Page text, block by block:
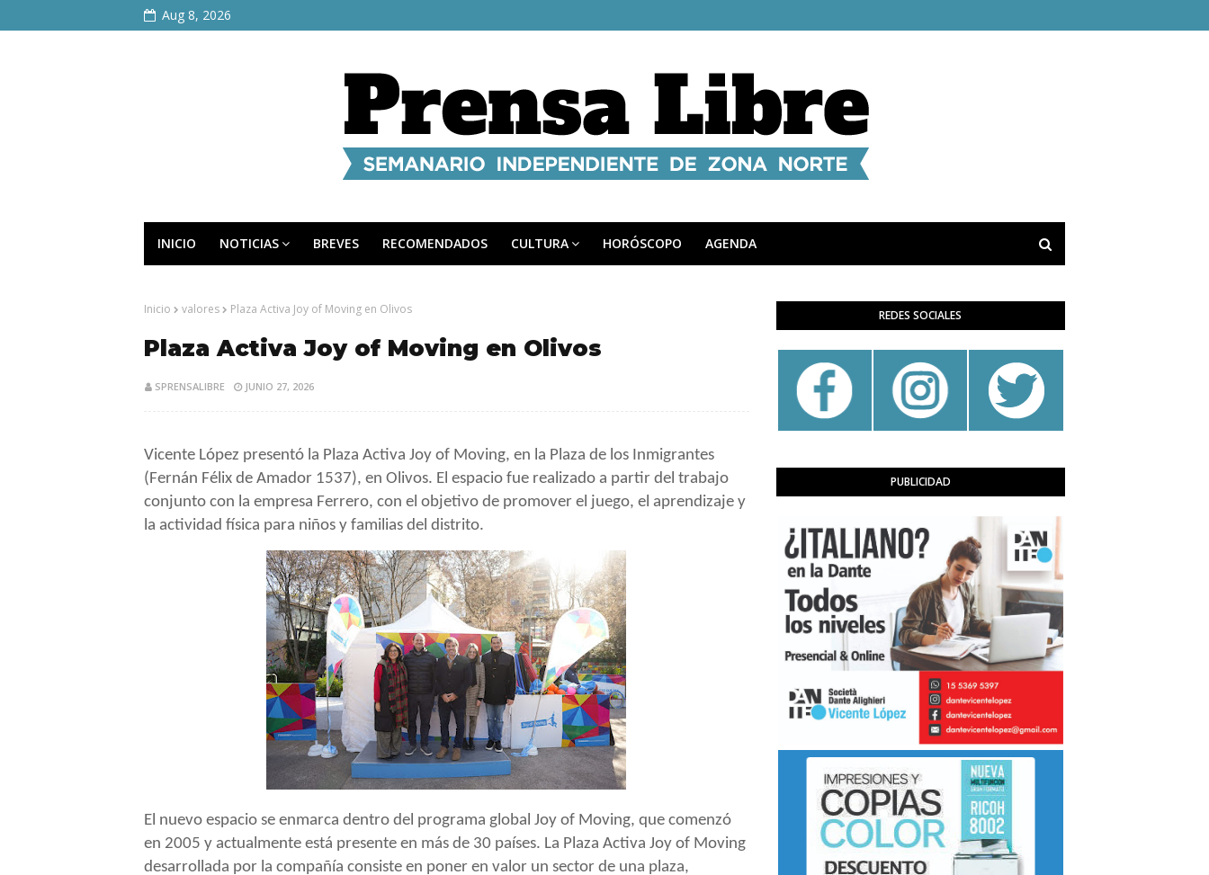
Aug 8, 2026
INICIO NOTICIAS BREVES RECOMENDADOS CULTURA HORÓSCOPO AGENDA
Inicio valores Plaza Activa Joy of Moving en Olivos
Plaza Activa Joy of Moving en Olivos
SPRENSALIBRE JUNIO 27, 2026
Vicente López presentó la Plaza Activa Joy of Moving, en la Plaza de los Inmigrantes
(Fernán Félix de Amador 1537), en Olivos. El espacio fue realizado a partir del trabajo
conjunto con la empresa Ferrero, con el objetivo de promover el juego, el aprendizaje y
la actividad física para niños y familias del distrito.
El nuevo espacio se enmarca dentro del programa global Joy of Moving, que comenzó
en 2005 y actualmente está presente en más de 30 países. La Plaza Activa Joy of Moving
desarrollada por la compañía consiste en poner en valor un sector de una plaza,
REDES SOCIALES
PUBLICIDAD